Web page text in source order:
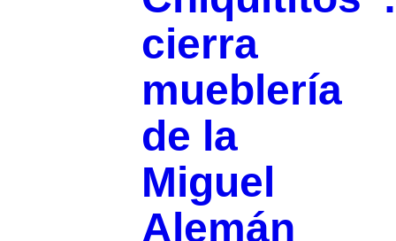
cierra
mueblería
de la
Miguel
Alemán